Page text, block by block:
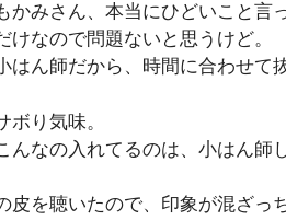
みさん、本当にひどいこと言
なので問題ないと思うけど。
ん師だから、時間に合わせて
り気味。
なの入れてるのは、小はん師
を聴いたので、印象が混ざっ